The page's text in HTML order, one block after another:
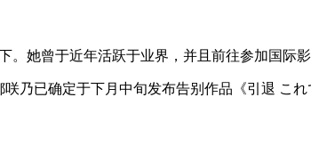
。她曾于近年活跃于业界，并且前往参加国际
乃已确定于下月中旬发布告别作品《引退 こ